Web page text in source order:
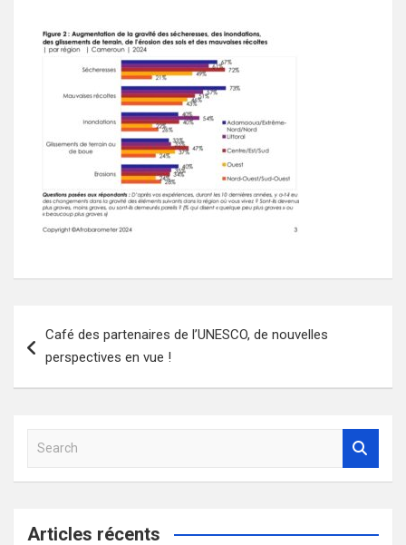
de
Café des partenaires de l’UNESCO, de nouvelles
perspectives en vue !
a
c
Articles récents